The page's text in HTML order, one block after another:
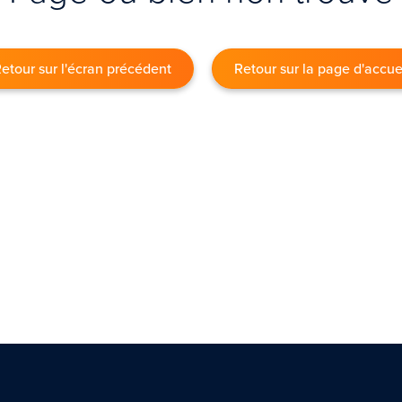
sur l'écran précédent Retour sur la page